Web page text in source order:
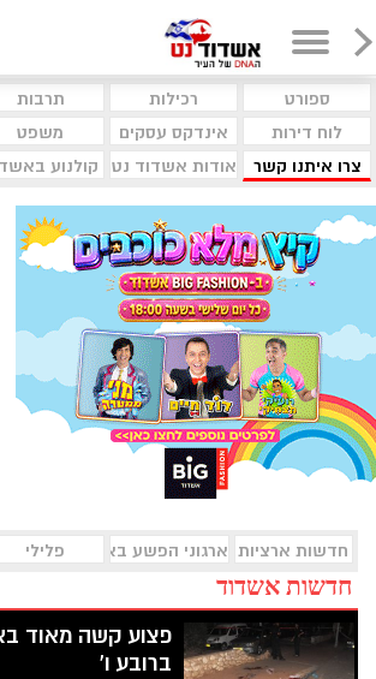
ספורט רכילות תרבות
לוח דירות
אינדקס עסקים משפט
צרו איתנו קשר
אודות אשדוד נט קולנוע
חדשות ארציות ארגוני הפשע באשדודפלילי
חדשות אשדוד
פצוע קשה מאוד
ברובע ו'